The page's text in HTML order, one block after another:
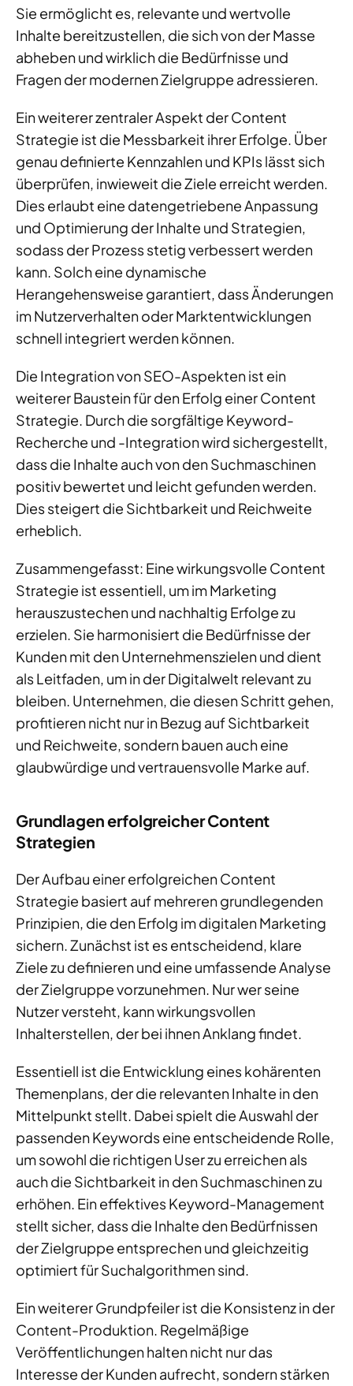
Sie ermöglicht es, relevante und wertvolle
Inhalte bereitzustellen, die sich von der Masse
abheben und wirklich die Bedürfnisse und
Fragen der modernen Zielgruppe adressieren.
Ein weiterer zentraler Aspekt der Content
Strategie ist die Messbarkeit ihrer Erfolge. Über
genau definierte Kennzahlen und KPIs lässt sich
überprüfen, inwieweit die Ziele erreicht werden.
Dies erlaubt eine datengetriebene Anpassung
und Optimierung der Inhalte und Strategien,
sodass der Prozess stetig verbessert werden
kann. Solch eine dynamische
Herangehensweise garantiert, dass Änderungen
im Nutzerverhalten oder Marktentwicklungen
schnell integriert werden können.
Die Integration von SEO-Aspekten ist ein
weiterer Baustein für den Erfolg einer Content
Strategie. Durch die sorgfältige Keyword-
Recherche und -Integration wird sichergestellt,
dass die Inhalte auch von den Suchmaschinen
positiv bewertet und leicht gefunden werden.
Dies steigert die Sichtbarkeit und Reichweite
erheblich.
Zusammengefasst: Eine wirkungsvolle Content
Strategie ist essentiell, um im Marketing
herauszustechen und nachhaltig Erfolge zu
erzielen. Sie harmonisiert die Bedürfnisse der
Kunden mit den Unternehmenszielen und dient
als Leitfaden, um in der Digitalwelt relevant zu
bleiben. Unternehmen, die diesen Schritt gehen,
profitieren nicht nur in Bezug auf Sichtbarkeit
und Reichweite, sondern bauen auch eine
glaubwürdige und vertrauensvolle Marke auf.
Grundlagen erfolgreicher Content
Strategien
Der Aufbau einer erfolgreichen Content
Strategie basiert auf mehreren grundlegenden
Prinzipien, die den Erfolg im digitalen Marketing
sichern. Zunächst ist es entscheidend, klare
Ziele zu definieren und eine umfassende Analyse
der Zielgruppe vorzunehmen. Nur wer seine
Nutzer versteht, kann wirkungsvollen
Inhalterstellen, der bei ihnen Anklang findet.
Essentiell ist die Entwicklung eines kohärenten
Themenplans, der die relevanten Inhalte in den
Mittelpunkt stellt. Dabei spielt die Auswahl der
passenden Keywords eine entscheidende Rolle,
um sowohl die richtigen User zu erreichen als
auch die Sichtbarkeit in den Suchmaschinen zu
erhöhen. Ein effektives Keyword-Management
stellt sicher, dass die Inhalte den Bedürfnissen
der Zielgruppe entsprechen und gleichzeitig
optimiert für Suchalgorithmen sind.
Ein weiterer Grundpfeiler ist die Konsistenz in der
Content-Produktion. Regelmäßige
Veröffentlichungen halten nicht nur das
Interesse der Kunden aufrecht, sondern stärken